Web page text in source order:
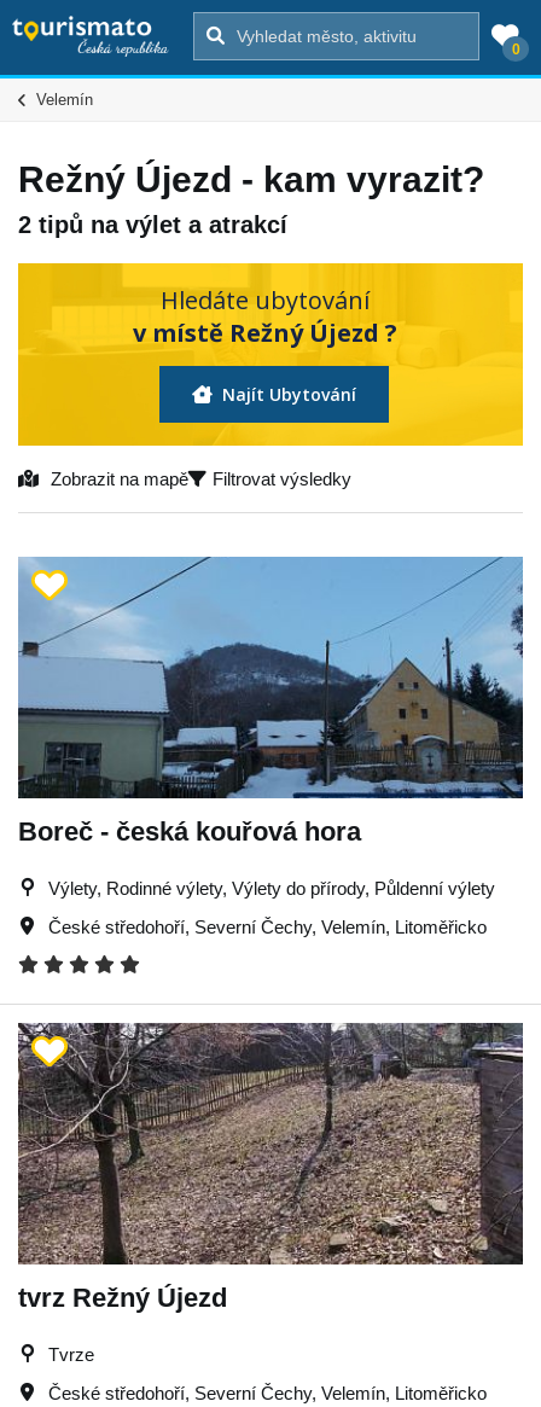
0
Velemín
Režný Újezd - kam vyrazit?
2 tipů na výlet a atrakcí
Hledáte ubytování
v místě Režný Újezd ?
Najít Ubytování
Zobrazit na mapě Filtrovat výsledky
Boreč - česká kouřová hora
Výlety, Rodinné výlety, Výlety do přírody, Půldenní výlety
České středohoří, Severní Čechy, Velemín, Litoměřicko
tvrz Režný Újezd
Tvrze
České středohoří, Severní Čechy, Velemín, Litoměřicko